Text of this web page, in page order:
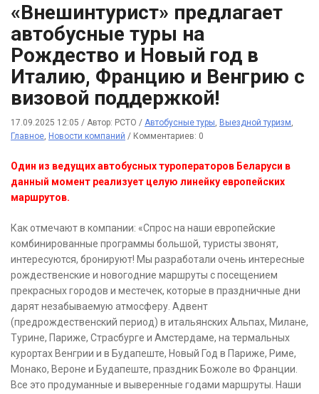
«Внешинтурист» предлагает
автобусные туры на
Рождество и Новый год в
Италию, Францию и Венгрию с
визовой поддержкой!
17.09.2025 12:05 / Автор: РСТО / Автобусные туры, Выездной туризм,
Главное, Новости компаний / Комментариев: 0
Один из ведущих автобусных туроператоров Беларуси в
данный момент реализует целую линейку европейских
маршрутов.
Как отмечают в компании: «Спрос на наши европейские
комбинированные программы большой, туристы звонят,
интересуются, бронируют! Мы разработали очень интересные
рождественские и новогодние маршруты с посещением
прекрасных городов и местечек, которые в праздничные дни
дарят незабываемую атмосферу. Адвент
(предрождественский период) в итальянских Альпах, Милане,
Турине, Париже, Страсбурге и Амстердаме, на термальных
курортах Венгрии и в Будапеште, Новый Год в Париже, Риме,
Монако, Вероне и Будапеште, праздник Божоле во Франции.
Все это продуманные и выверенные годами маршруты. Наши